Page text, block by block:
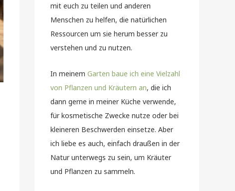
mit euch zu teilen und anderen
Menschen zu helfen, die natürlichen
Ressourcen um sie herum besser zu
verstehen und zu nutzen.
In meinem Garten baue ich eine Vielzahl
von Pflanzen und Kräutern an, die ich
dann gerne in meiner Küche verwende,
für kosmetische Zwecke nutze oder bei
kleineren Beschwerden einsetze. Aber
ich liebe es auch, einfach draußen in der
Natur unterwegs zu sein, um Kräuter
und Pflanzen zu sammeln.